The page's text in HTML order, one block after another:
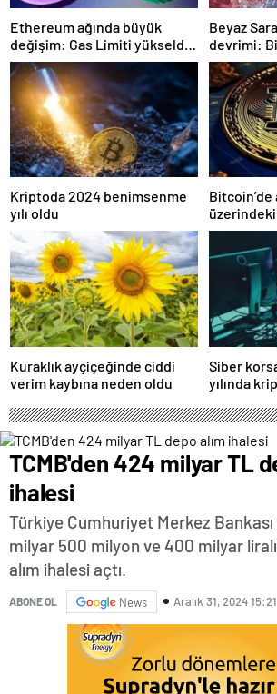
Ethereum ağında büyük
değişim: Gas Limiti yükseldi,
işlem ücretleri düşebilir mi?
Beyaz
devrimi:
gerçek
Kriptoda 2024 benimsenme
yılı oldu
Bitcoin’de
kaybetti
Kuraklık ayçiçeğinde ciddi
verim kaybına neden oldu
Siber
yılında
TCMB'den 424 milyar TL
ihalesi
Türkiye Cumhuriyet Merkez Bankası
milyar 500 milyon ve 400 milyar
alım ihalesi açtı.
ABONE OL News Aralık 31, 2024 15:21